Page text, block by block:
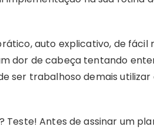
auto explicativo, de fácil
dor de cabeça tentando
ser trabalhoso demais
Teste! Antes de assinar um